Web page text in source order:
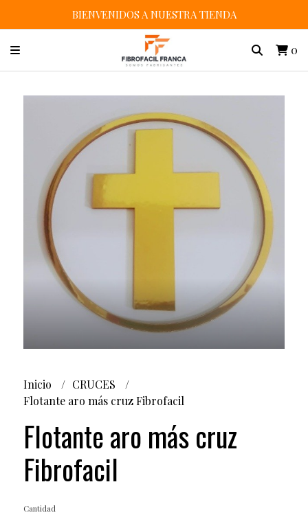
BIENVENIDOS A NUESTRA TIENDA
0
Inicio
CRUCES
Flotante aro más cruz Fibrofacil
Flotante aro más cruz
Fibrofacil
Cantidad